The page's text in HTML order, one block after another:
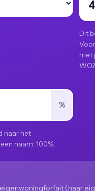
Dit
met
%
naar het
naam: 100%.
(naar